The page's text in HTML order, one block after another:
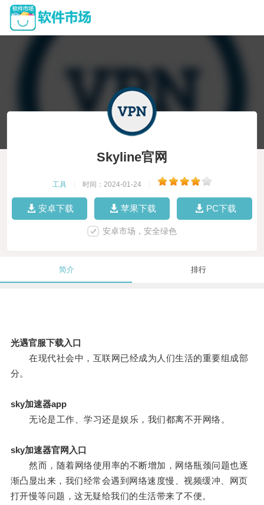
Skyline官网
工具 时间：2024-01-24
安卓下载 苹果下载 PC下载
安卓市场，安全绿色
简介 排行
光遇官服下载入口
在现代社会中，互联网已经成为人们生活的重要组成部
分。
sky加速器app
无论是工作、学习还是娱乐，我们都离不开网络。
sky加速器官网入口
然而，随着网络使用率的不断增加，网络瓶颈问题也逐
渐凸显出来，我们经常会遇到网络速度慢、视频缓冲、网页
打开慢等问题，这无疑给我们的生活带来了不便。